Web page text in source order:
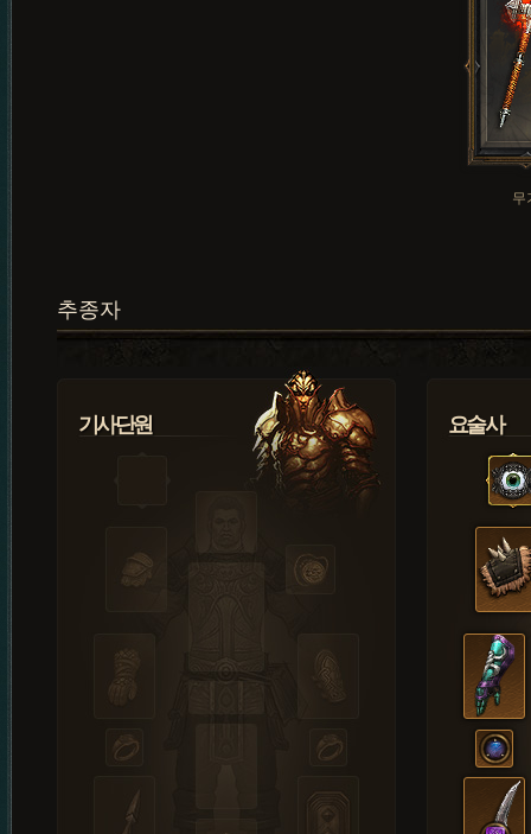
무
추종자
기사단원 요술사